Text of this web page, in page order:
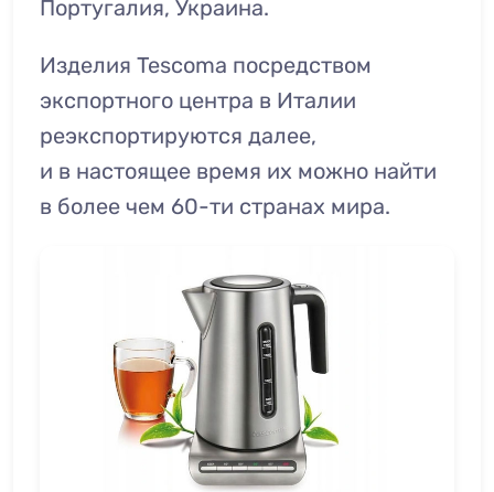
Португалия, Украина.
Изделия Tescoma посредством
экспортного центра в Италии
реэкспортируются далее,
и в настоящее время их можно найти
в более чем 60-ти странах мира.